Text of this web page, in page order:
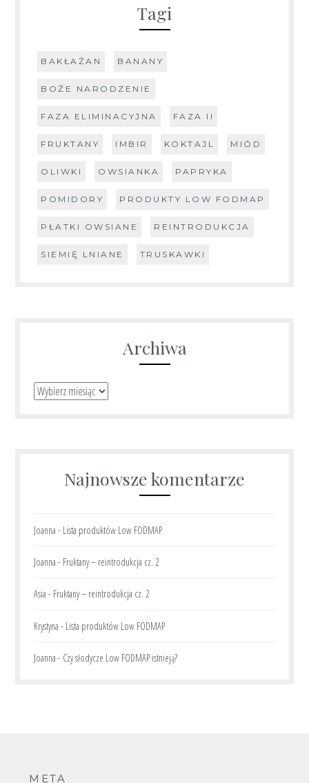
Tagi
BAKŁAŻAN BANANY
BOŻE NARODZENIE
FAZA ELIMINACYJNA FAZA II
FRUKTANY IMBIR KOKTAJL MIÓD
OLIWKI OWSIANKA PAPRYKA
POMIDORY PRODUKTY LOW FODMAP
PŁATKI OWSIANE REINTRODUKCJA
SIEMIĘ LNIANE TRUSKAWKI
Archiwa
Archiwa
Najnowsze komentarze
Joanna - Lista produktów Low FODMAP
Joanna - Fruktany – reintrodukcja cz. 2
Asia - Fruktany – reintrodukcja cz. 2
Krystyna - Lista produktów Low FODMAP
Joanna - Czy słodycze Low FODMAP istnieją?
META